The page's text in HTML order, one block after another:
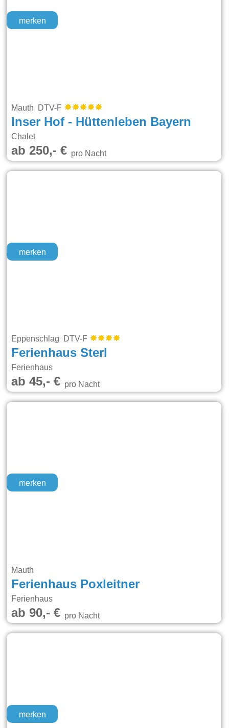
merken
Mauth DTV-F
Inser Hof - Hüttenleben Bayern
Chalet
ab 250,- €pro Nacht
merken
Eppenschlag DTV-F
Ferienhaus Sterl
Ferienhaus
ab 45,- €pro Nacht
merken
Mauth
Ferienhaus Poxleitner
Ferienhaus
ab 90,- €pro Nacht
merken